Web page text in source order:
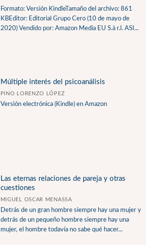
Formato: Versión KindleTamaño del archivo: 861
KBEditor: Editorial Grupo Cero (10 de mayo de
2020) Vendido por: Amazon Media EU S.à r.l. ASI...
Múltiple interés del psicoanálisis
PINO LORENZO LÓPEZ
Versión electrónica (Kindle) en Amazon
Las eternas relaciones de pareja y otras
cuestiones
MIGUEL OSCAR MENASSA
Detrás de un gran hombre siempre hay una mujer y
detrás de un pequeño hombre siempre hay una
mujer, el hombre todavía no sabe qué hacer...